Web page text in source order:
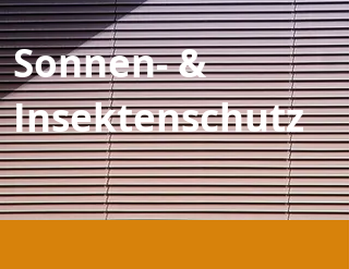
Sonnen- &
Insektenschutz